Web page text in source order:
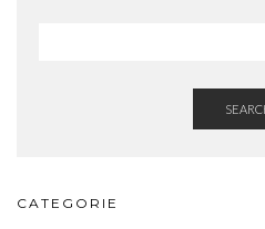
CATEGORIE